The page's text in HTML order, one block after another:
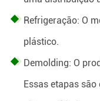
Refrigeração: O
plástico.
Demolding: O
Essas etapas